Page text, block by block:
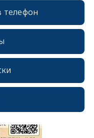
телефон